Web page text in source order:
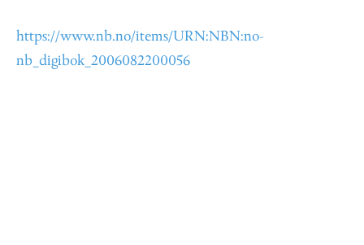
https://www.nb.no/items/URN:NBN:no-
nb_digibok_2006082200056